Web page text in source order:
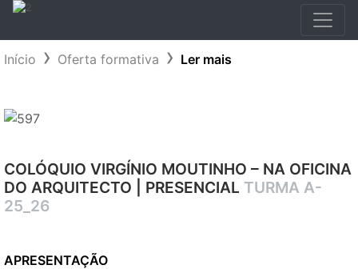
Início Oferta formativa Ler mais
COLÓQUIO VIRGÍNIO MOUTINHO – NA OFICINA
DO ARQUITECTO | PRESENCIAL TURMA A-
25_26
APRESENTAÇÃO